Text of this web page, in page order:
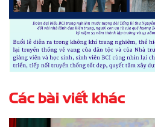
Các bài viết khác